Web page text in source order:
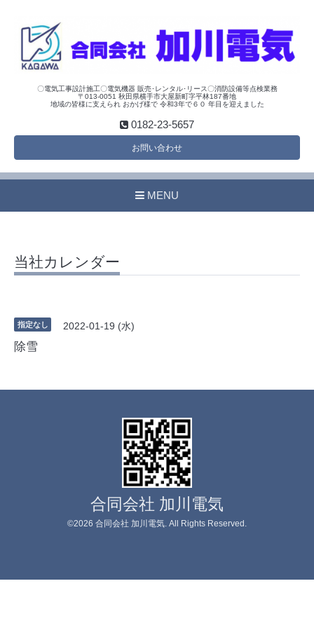
〇電気工事設計施工〇電気機器 販売･レンタル･リース〇消防設備等点検業務
〒013-0051 秋田県横手市大屋新町字平林187番地
地域の皆様に支えられ おかげ様で 令和3年で６０ 年目を迎えました
0182-23-5657
お問い合わせ
MENU
当社カレンダー
指定なし 2022-01-19 (水)
除雪
合同会社 加川電気
©2026 合同会社 加川電気 . All Rights Reserved.